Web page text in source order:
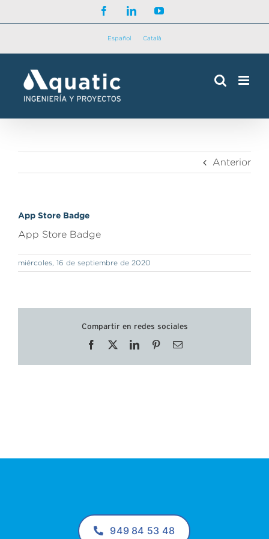
FacebookLinkedInYouTube
Español Català
Anterior
App Store Badge
App Store Badge
miércoles, 16 de septiembre de 2020
Compartir en redes sociales
Facebook LinkedInPinterestCorreo
949 84 53 48